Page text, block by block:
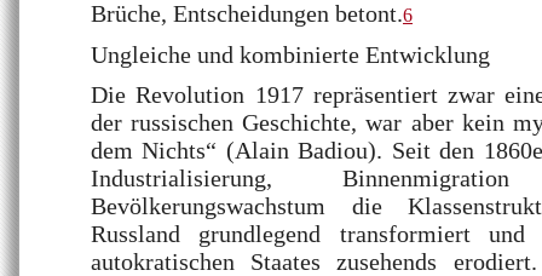
Brüche, Entscheidungen betont.6
Ungleiche und kombinierte Entwicklung
Die Revolution 1917 repräsentiert zwar
der russischen Geschichte, war aber kein
dem Nichts“ (Alain Badiou). Seit den
Industrialisierung,
Bevölkerungswachstum die
Russland grundlegend transformiert und
autokratischen Staates zusehends